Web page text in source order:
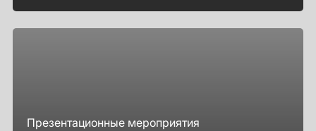
Презентационные мероприятия